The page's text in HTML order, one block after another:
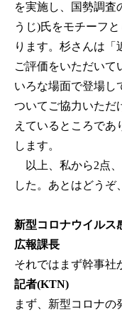
を実施し、国勢調
うじ)氏をモチーフ
ります。杉さんは「
ご評価をいただいて
いろな場面で登場し
ついてご協力いただ
えているところであ
します。
以上、私から2点
した。あとはどうぞ
新型コロナウイルス
広報課長
それではまず幹事社
記者(KTN)
まず、新型コロナの